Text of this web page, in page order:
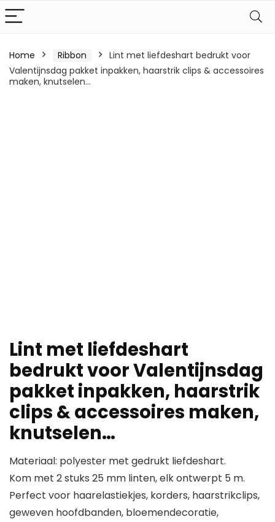
Home Ribbon
Lint met liefdeshart bedrukt voor
Valentijnsdag pakket inpakken, haarstrik clips & accessoires
maken, knutselen…
Lint met liefdeshart
bedrukt voor Valentijnsdag
pakket inpakken, haarstrik
clips & accessoires maken,
knutselen…
Materiaal: polyester met gedrukt liefdeshart.
Kom met 2 stuks 25 mm linten, elk ontwerpt 5 m.
Perfect voor haarelastiekjes, korders, haarstrikclips,
geweven hoofdbanden, bloemendecoratie,